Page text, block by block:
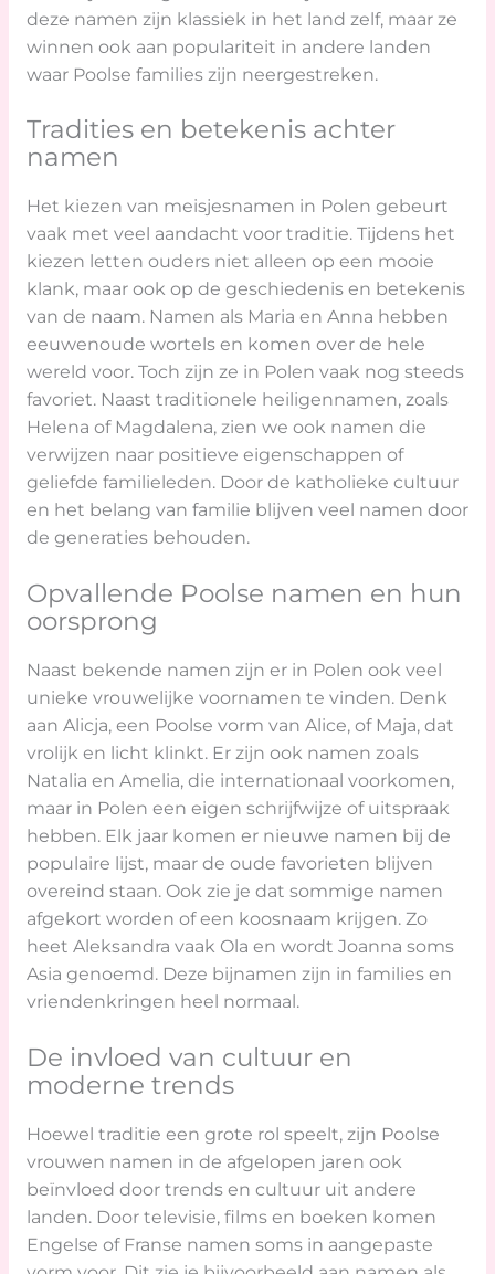
deze namen zijn klassiek in het land zelf, maar ze
winnen ook aan populariteit in andere landen
waar Poolse families zijn neergestreken.
Tradities en betekenis achter
namen
Het kiezen van meisjesnamen in Polen gebeurt
vaak met veel aandacht voor traditie. Tijdens het
kiezen letten ouders niet alleen op een mooie
klank, maar ook op de geschiedenis en betekenis
van de naam. Namen als Maria en Anna hebben
eeuwenoude wortels en komen over de hele
wereld voor. Toch zijn ze in Polen vaak nog steeds
favoriet. Naast traditionele heiligennamen, zoals
Helena of Magdalena, zien we ook namen die
verwijzen naar positieve eigenschappen of
geliefde familieleden. Door de katholieke cultuur
en het belang van familie blijven veel namen door
de generaties behouden.
Opvallende Poolse namen en hun
oorsprong
Naast bekende namen zijn er in Polen ook veel
unieke vrouwelijke voornamen te vinden. Denk
aan Alicja, een Poolse vorm van Alice, of Maja, dat
vrolijk en licht klinkt. Er zijn ook namen zoals
Natalia en Amelia, die internationaal voorkomen,
maar in Polen een eigen schrijfwijze of uitspraak
hebben. Elk jaar komen er nieuwe namen bij de
populaire lijst, maar de oude favorieten blijven
overeind staan. Ook zie je dat sommige namen
afgekort worden of een koosnaam krijgen. Zo
heet Aleksandra vaak Ola en wordt Joanna soms
Asia genoemd. Deze bijnamen zijn in families en
vriendenkringen heel normaal.
De invloed van cultuur en
moderne trends
Hoewel traditie een grote rol speelt, zijn Poolse
vrouwen namen in de afgelopen jaren ook
beïnvloed door trends en cultuur uit andere
landen. Door televisie, films en boeken komen
Engelse of Franse namen soms in aangepaste